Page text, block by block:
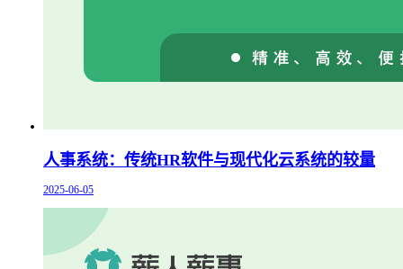
人事系统：传统HR软件与现代化云系统的较量
2025-06-05